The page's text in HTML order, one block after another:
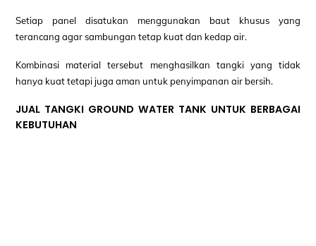
Setiap panel disatukan menggunakan baut khusus yang
terancang agar sambungan tetap kuat dan kedap air.
Kombinasi material tersebut menghasilkan tangki yang tidak
hanya kuat tetapi juga aman untuk penyimpanan air bersih.
JUAL TANGKI GROUND WATER TANK UNTUK BERBAGAI
KEBUTUHAN